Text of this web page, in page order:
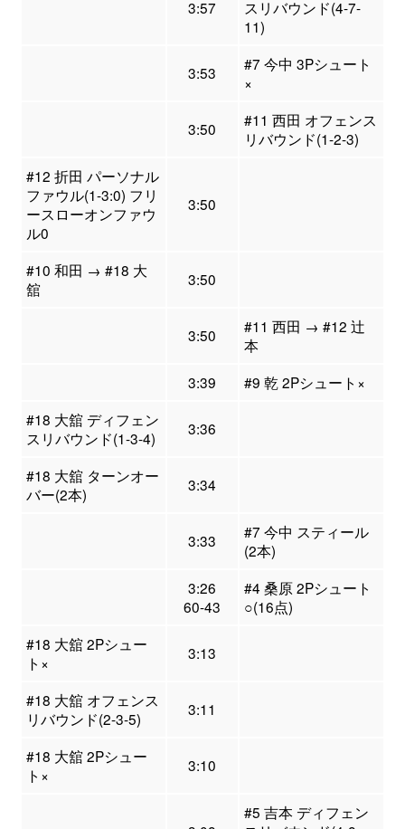
3:57
スリバウンド(4-7-
11)
3:53
#7 今中 3Pシュート
×
3:50
#11 西田 オフェンス
リバウンド(1-2-3)
#12 折田 パーソナル
ファウル(1-3:0) フリ
ースローオンファウ
ル0
3:50
#10 和田 → #18 大
舘
3:50
3:50
#11 西田 → #12 辻
本
3:39
#9 乾 2Pシュート×
#18 大舘 ディフェン
スリバウンド(1-3-4)
3:36
#18 大舘 ターンオー
バー(2本)
3:34
3:33
#7 今中 スティール
(2本)
3:26
60-43
#4 桑原 2Pシュート
○(16点)
#18 大舘 2Pシュー
ト×
3:13
#18 大舘 オフェンス
リバウンド(2-3-5)
3:11
#18 大舘 2Pシュー
ト×
3:10
#5 吉本 ディフェン